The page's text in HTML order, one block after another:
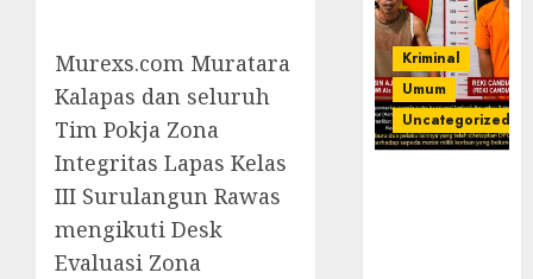
Murexs.com Muratara
Kalapas dan seluruh
Tim Pokja Zona
Integritas Lapas Kelas
III Surulangun Rawas
mengikuti Desk
Evaluasi Zona
Kriminal
Umum
Uncategorized